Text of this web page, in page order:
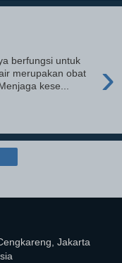
›
berfungsi untuk
merupakan obat
kese...
Jakarta